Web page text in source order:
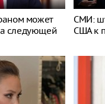
может
следующей
СМИ:
США к